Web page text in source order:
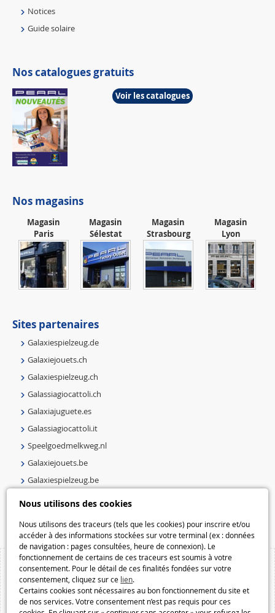
Nous utilisons des cookies
Nous utilisons des traceurs (tels que les cookies) pour inscrire et/ou
accéder à des informations stockées sur votre terminal (ex : données
de navigation : pages consultées, heure de connexion). Le
fonctionnement de certains de ces traceurs est soumis à votre
consentement. Pour le détail de ces finalités fondées sur votre
consentement, cliquez sur ce lien.
Certains cookies sont nécessaires au bon fonctionnement du site et
de nos services. Votre consentement n’est pas requis pour ces
Notices
Guide solaire
Nos catalogues gratuits
Voir les catalogues
Nos magasins
Magasin
Paris
Magasin
Sélestat
Magasin
Strasbourg
Magasin
Lyon
Sites partenaires
Galaxiespielzeug.de
Galaxiejouets.ch
Galaxiespielzeug.ch
Galassiagiocattoli.ch
Galaxiajuguete.es
Galassiagiocattoli.it
Speelgoedmelkweg.nl
Galaxiejouets.be
Galaxiespielzeug.be